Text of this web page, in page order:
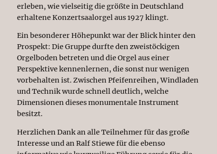
erleben, wie vielseitig die größte in Deutschland
erhaltene Konzertsaalorgel aus 1927 klingt.
Ein besonderer Höhepunkt war der Blick hinter den
Prospekt: Die Gruppe durfte den zweistöckigen
Orgelboden betreten und die Orgel aus einer
Perspektive kennenlernen, die sonst nur wenigen
vorbehalten ist. Zwischen Pfeifenreihen, Windladen
und Technik wurde schnell deutlich, welche
Dimensionen dieses monumentale Instrument
besitzt.
Herzlichen Dank an alle Teilnehmer für das große
Interesse und an Ralf Stiewe für die ebenso